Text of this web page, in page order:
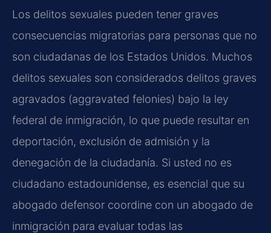
Los delitos sexuales pueden tener graves
consecuencias migratorias para personas que no
son ciudadanas de los Estados Unidos. Muchos
delitos sexuales son considerados delitos graves
agravados (aggravated felonies) bajo la ley
federal de inmigración, lo que puede resultar en
deportación, exclusión de admisión y la
denegación de la ciudadanía. Si usted no es
ciudadano estadounidense, es esencial que su
abogado defensor coordine con un abogado de
inmigración para evaluar todas las